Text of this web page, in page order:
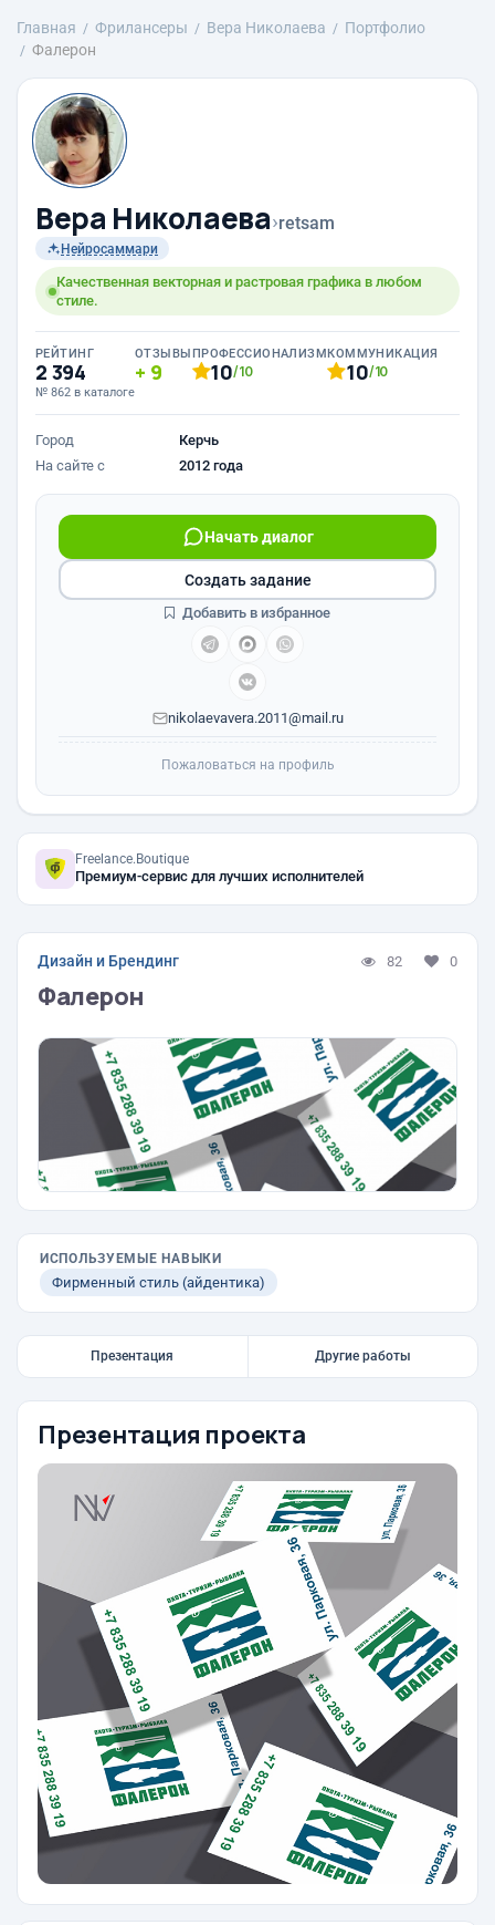
Главная Фрилансеры Вера Николаева
Портфолио
Фалерон
Вера Николаева›retsam
Нейросаммари
Качественная векторная и растровая графика в любом
стиле.
РЕЙТИНГ
2 394
№ 862 в каталоге
ОТЗЫВЫ
9
ПРОФЕССИОНАЛИЗМ
10/10
КОММУНИКАЦИЯ
10/10
Город
Керчь
На сайте с
2012 года
Начать диалог
nikolaevavera.2011@mail.ru
Создать задание
Добавить в избранное
Пожаловаться на профиль
Freelance.Boutique
Премиум-сервис для лучших исполнителей
Дизайн и Брендинг 82 0
Фалерон
ИСПОЛЬЗУЕМЫЕ НАВЫКИ
Фирменный стиль (айдентика)
Презентация Другие работы
Презентация проекта